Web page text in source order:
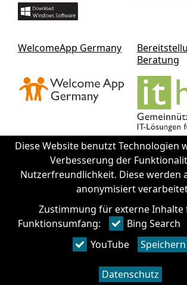
Diese Website benutzt Technologien
Verbesserung der
Nutzerfreundlichkeit. Diese werden
anonymisiert
Zustimmung für externe Inhalte
Funktionsumfang:
Bing Search
YouTube
Speichern
Datenschutz
WelcomeApp Germany
Beratung
Kontakt IThilft gGmbH
+49 351 - 312 930 64
info@it-hilft.de
Datenschutz
Intelligente Chat Hilfe - Haben Sie
antworten!